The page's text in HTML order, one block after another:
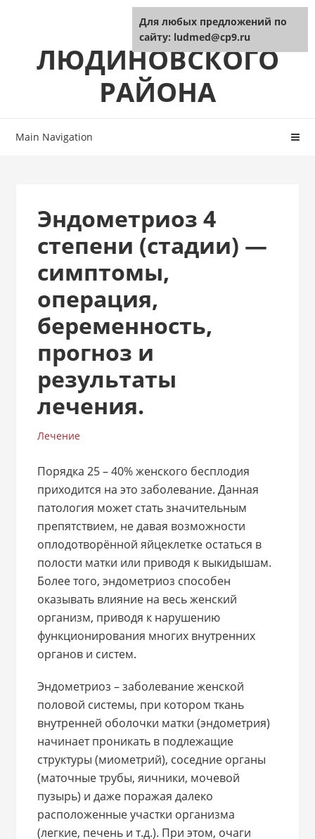
ЦРБ
ЛЮДИНОВСКОГО
РАЙОНА
Main Navigation
Эндометриоз 4
степени (стадии) —
симптомы,
операция,
беременность,
прогноз и
результаты
лечения.
Лечение
Порядка 25 – 40% женского бесплодия
приходится на это заболевание. Данная
патология может стать значительным
препятствием, не давая возможности
оплодотворённой яйцеклетке остаться в
полости матки или приводя к выкидышам.
Более того, эндометриоз способен
оказывать влияние на весь женский
организм, приводя к нарушению
функционирования многих внутренних
органов и систем.
Эндометриоз – заболевание женской
половой системы, при котором ткань
внутренней оболочки матки (эндометрия)
начинает проникать в подлежащие
структуры (миометрий), соседние органы
(маточные трубы, яичники, мочевой
пузырь) и даже поражая далеко
расположенные участки организма
(легкие, печень и т.д.). При этом, очаги
Для любых предложений по
сайту: ludmed@cp9.ru